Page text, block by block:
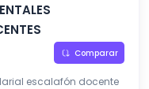
Comparar
escalafón docente